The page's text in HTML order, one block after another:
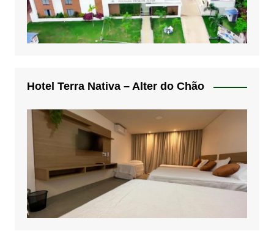
Hotel Terra Nativa – Alter do Chão